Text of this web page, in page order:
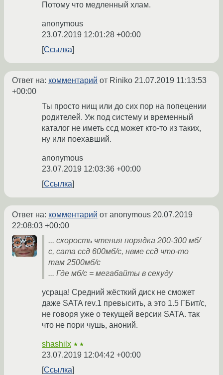
Потому что медленный хлам.
anonymous
23.07.2019 12:01:28 +00:00
Ссылка
Ответ на: комментарий от Riniko 21.07.2019 11:13:53
+00:00
Ты просто нищ или до сих пор на попецении
родителей. Уж под систему и временный
каталог не иметь ссд может кто-то из таких,
ну или поехавший.
anonymous
23.07.2019 12:03:36 +00:00
Ссылка
Ответ на: комментарий от anonymous 20.07.2019
22:08:03 +00:00
... скорость чтения порядка 200-300 мб/
с, сата ссд 600мб/с, нвме ссд что-то
там 2500мб/с
... Где мб/с = мегабайты в секуду
усраца! Средний жёсткий диск не сможет
даже SATA rev.1 превысить, а это 1.5 ГБит/с,
не говоря уже о текущей версии SATA. так
что не пори чушь, аноний.
shashilx ★★
23.07.2019 12:04:42 +00:00
Ссылка